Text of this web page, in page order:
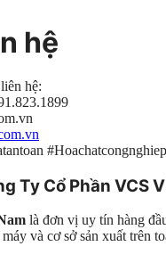
hệ
hệ:
Ty Cổ Phần VCS
là đơn vị uy tín hàng
và cơ sở sản xuất trên